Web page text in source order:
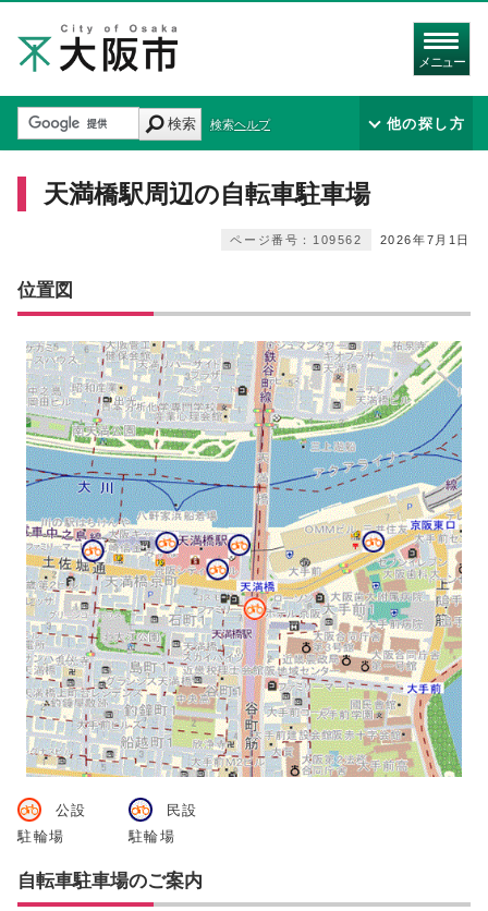
メニュー
検索 検索ヘルプ 他の探し方
天満橋駅周辺の自転車駐車場
2026年7月1日
ページ番号：109562
位置図
公設
駐輪場
民設
駐輪場
自転車駐車場のご案内